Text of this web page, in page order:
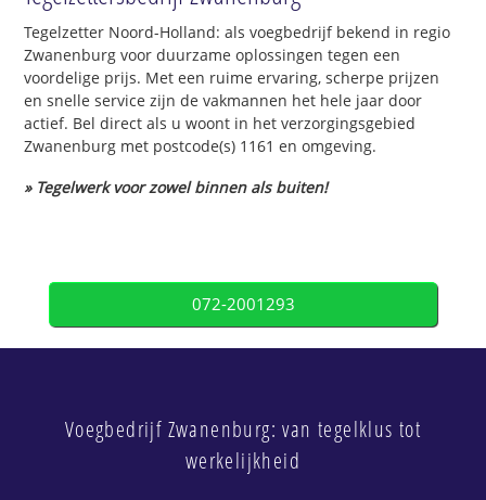
Tegelzetter Noord-Holland: als voegbedrijf bekend in regio
Zwanenburg voor duurzame oplossingen tegen een
voordelige prijs. Met een ruime ervaring, scherpe prijzen
en snelle service zijn de vakmannen het hele jaar door
actief. Bel direct als u woont in het verzorgingsgebied
Zwanenburg met postcode(s) 1161 en omgeving.
» Tegelwerk voor zowel binnen als buiten!
072-2001293
Voegbedrijf Zwanenburg: van tegelklus tot
werkelijkheid